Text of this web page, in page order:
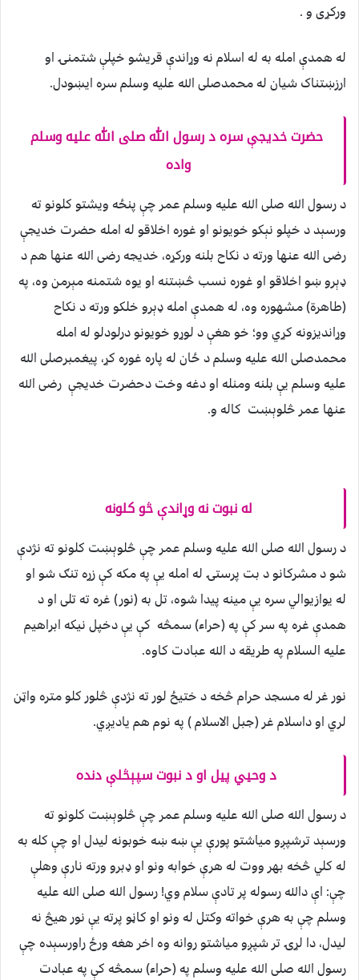
ورکړی و .
له همدې امله به له اسلام نه وړاندې قريشو خپلې شتمنۍ او
ارزښتناک شيان له محمدصلی الله عليه وسلم سره ايښودل.
حضرت خديجې سره د رسول الله صلی الله عليه وسلم
واده
د رسول الله صلی الله عليه وسلم عمر چې پنځه ويشتو کلونو ته
ورسېد د خپلو نېکو خويونو او غوره اخلاقو له امله حضرت خديجې
رضی الله عنها ورته د نکاح بلنه ورکړه، خديجه رضی الله عنها هم د
ډېرو ښو اخلاقو او غوره نسب څښتنه او يوه شتمنه مېرمن وه، په
(طاهرة) مشهوره وه، له همدې امله ډېرو خلکو ورته د نکاح
وړانديزونه کړي وو؛ خو هغې د لوړو خويونو درلودلو له امله
محمدصلی الله عليه وسلم د ځان له پاره غوره کړ، پيغمبرصلی الله
عليه وسلم يې بلنه ومنله او دغه وخت دحضرت خديجې رضی الله
عنها عمر څلوېښت کاله و.
له نبوت نه وړاندې څو کلونه
د رسول الله صلی الله عليه وسلم عمر چې څلوېښت کلونو ته نژدې
شو د مشرکانو د بت پرستۍ له امله يې په مکه کې زړه تنګ شو او
له يوازيوالي سره يې مينه پيدا شوه، تل به (نور) غره ته تلی او د
همدې غره په سر کې په (حراء) سمڅه کې يې دخپل نيکه ابراهيم
عليه السلام په طريقه د الله عبادت کاوه.
نور غر له مسجد حرام څخه د ختيځ لور ته نژدې څلور کلو متره واټن
لري او داسلام غر (جبل الاسلام ) په نوم هم ياديږي.
د وحيي پيل او د نبوت سپېڅلې دنده
د رسول الله صلی الله عليه وسلم عمر چې څلوېښت کلونو ته
ورسېد ترشپږو مياشتو پورې يې ښه ښه خوبونه ليدل او چې کله به
له کلي څخه بهر ووت له هرې خوابه ونو او ډبرو ورته نارې وهلې
چې: اې دالله رسوله پر تادې سلام وي! رسول الله صلی الله عليه
وسلم چې به هرې خواته وکتل له ونو او کاڼو پرته يې نور هيڅ نه
ليدل، دا لړۍ تر شپږو مياشتو روانه وه اخر هغه ورځ راورسېده چې
رسول الله صلی الله عليه وسلم په (حراء) سمڅه کې په عبادت